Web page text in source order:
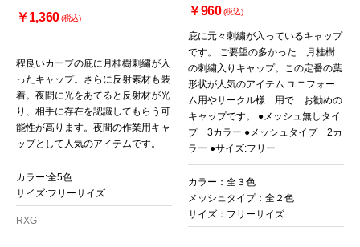
￥1,360(税込)
程良いカーブの庇に月桂樹刺繍が入
ったキャップ。さらに反射素材も装
着。夜間に光をあてると反射材が光
り、相手に存在を認識してもらう可
能性が高ります。夜間の作業用キャ
ップとして人気のアイテムです。
カラー:全5色
サイズ:フリーサイズ
RXG
￥960 (税込)
庇に元々刺繍が入っているキャップ
です。 ご要望の多かった 月桂樹
の刺繍入りキャップ。この定番の葉
形状が人気のアイテム ユニフォー
ム用やサークル様 用で お勧めの
キャップです。 ●メッシュ無しタイ
プ 3カラー ●メッシュタイプ 2カ
ラー ●サイズ:フリー
カラー：全３色
メッシュタイプ：全２色
サイズ：フリーサイズ